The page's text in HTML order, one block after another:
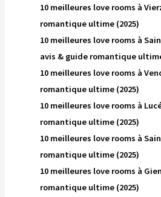
10 meilleures love rooms à
romantique ultime (2025)
10 meilleures love rooms à
avis & guide romantique
10 meilleures love rooms à
romantique ultime (2025)
10 meilleures love rooms à
romantique ultime (2025)
10 meilleures love rooms à
romantique ultime (2025)
10 meilleures love rooms à
romantique ultime (2025)